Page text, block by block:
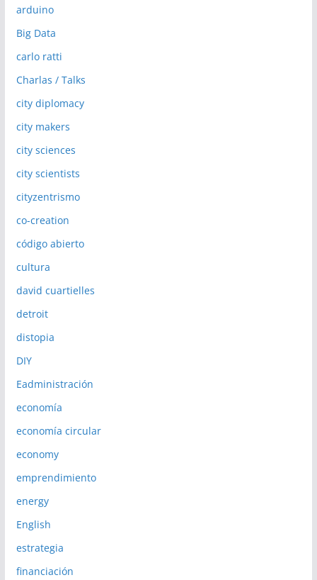
arduino
Big Data
carlo ratti
Charlas / Talks
city diplomacy
city makers
city sciences
city scientists
cityzentrismo
co-creation
código abierto
cultura
david cuartielles
detroit
distopia
DIY
Eadministración
economía
economía circular
economy
emprendimiento
energy
English
estrategia
financiación